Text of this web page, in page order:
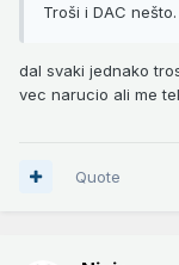
Troši i DAC nešto.
dal svaki jednako
vec narucio ali me
Quote